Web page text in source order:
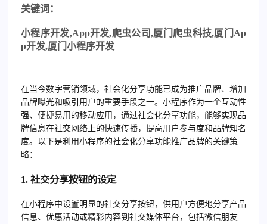
关键词：
小程序开发,App开发,爬虫公司,厦门爬虫科技,厦门 Ap
p开发,厦门小程序开发
在当今数字营销领域，社会化分享功能已成为推广品牌、增加
品牌曝光和吸引用户的重要手段之一。小程序作为一个互动性
强、便捷易用的移动应用，通过社会化分享功能，能够实现品
牌信息在社交网络上的快速传播，提高用户参与度和品牌知名
度。以下是利用小程序的社会化分享功能推广品牌的关键策
略：
1. 社交分享按钮的设定
在小程序中设置明显的社交分享按钮，供用户方便地分享产品
信息、优惠活动或精彩内容到社交媒体平台，包括微信朋友